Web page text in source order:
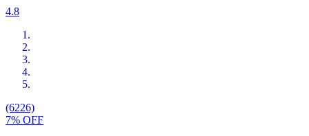
4.8
(6226)
7% OFF